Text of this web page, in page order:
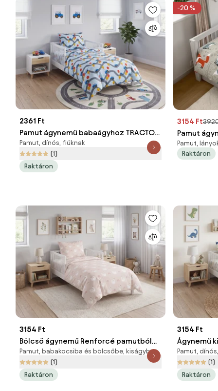
2361 Ft
Pamut ágynemű babaágyhoz TRACTOR
TRAIL színes Ágyneműhuzat mérete: 40
x 60 cm | 100 x 135 cm
Pamut, dínós, fiúknak
(1)
Raktáron
-20 %
3154 Ft
Pamut
FOXIVA
45 x 65 cm
Pamut,
Raktáron
3154 Ft
Bölcső ágynemű Renforcé pamutból
SWAN CLOUD rózsaszín Ágyneműhuzat
mérete: 45 x 65 cm | 90 x 135 cm
Pamut, babakocsiba és bölcsőbe, kiságyba
(1)
Raktáron
3154 Ft
Ágynemű
pamutból
x 135 cm
Pamut,
(1)
Raktáron